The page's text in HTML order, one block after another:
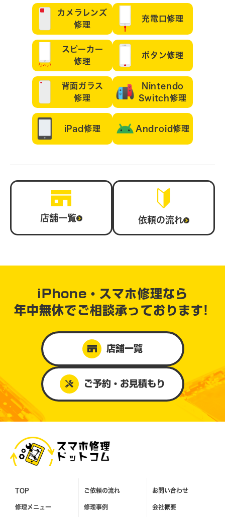
カメラレンズ
修理
充電口修理
スピーカー
修理
ボタン修理
背面ガラス
修理
Nintendo
Switch修理
iPad修理 Android修理
店舗一覧 依頼の流れ
iPhone・スマホ修理なら
年中無休で ご相談承っております!
店舗一覧
ご予約・お見積もり
TOP
修理メニュー
ご依頼の流れ
修理事例
お問い合わせ
会社概要